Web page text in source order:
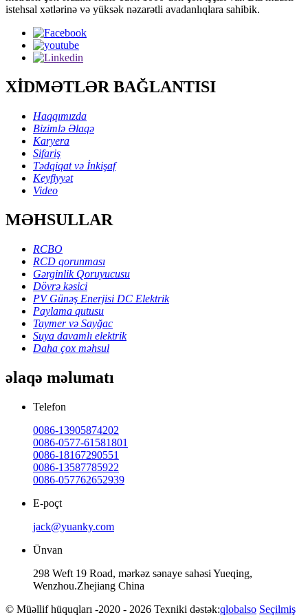
istehsal xətlərinə və yüksək nəzarətli avadanlıqlara sahibik.
XİDMƏTLƏR BAĞLANTISI
Haqqımızda
Bizimlə Əlaqə
Karyera
Sifariş
Tədqiqat və İnkişaf
Keyfiyyət
Video
MƏHSULLAR
RCBO
RCD qorunması
Gərginlik Qoruyucusu
Dövrə kəsici
PV Günəş Enerjisi DC Elektrik
Paylama qutusu
Taymer və Sayğac
Suya davamlı elektrik
Daha çox məhsul
əlaqə məlumatı
Telefon
0086-13905874202
0086-0577-61581801
0086-18167290551
0086-13587785922
0086-057762652939
E-poçt
jack@yuanky.com
Ünvan
298 Weft 19 Road, mərkəz sənaye sahəsi Yueqing,
Wenzhou.Zhejiang China
© Müəllif hüquqları -2020 - 2026 Texniki dəstək:qlobalso Seçilmiş